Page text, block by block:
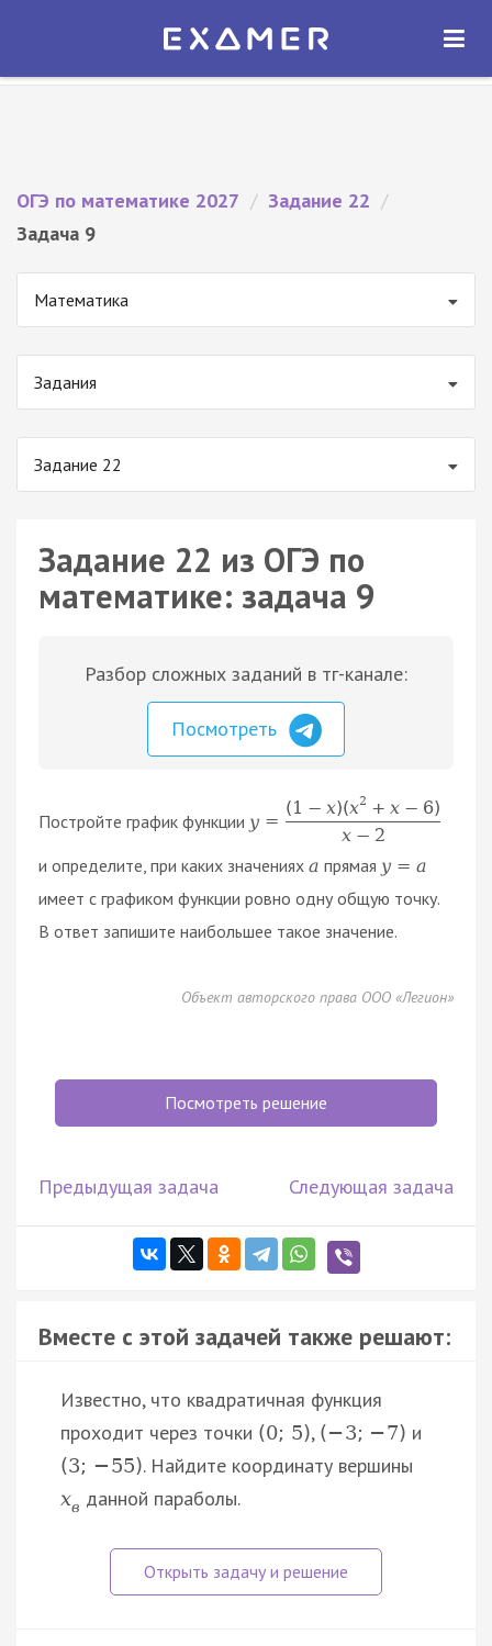
Экзамер — ЕГЭ 2027
ОТКРЫТЬ
ОГЭ по математике 2027 / Задание 22 /
Задача 9
Математика
Задания
Задание 22
Задание 22 из ОГЭ по
математике: задача 9
Разбор сложных заданий в тг-канале:
Посмотреть
Постройте график функции y =
(1 − x)(x2 + x − 6)
x − 2
и определите, при каких значениях a прямая y = a
имеет с графиком функции ровно одну общую точку.
В ответ запишите наибольшее такое значение.
Объект авторского права ООО «Легион»
Посмотреть решение
Предыдущая задача Следующая задача
Вместе с этой задачей также решают:
Известно, что квадратичная функция
проходит через точки (0; 5), (−3; −7) и
(3; −55). Найдите координату вершины
xв данной параболы.